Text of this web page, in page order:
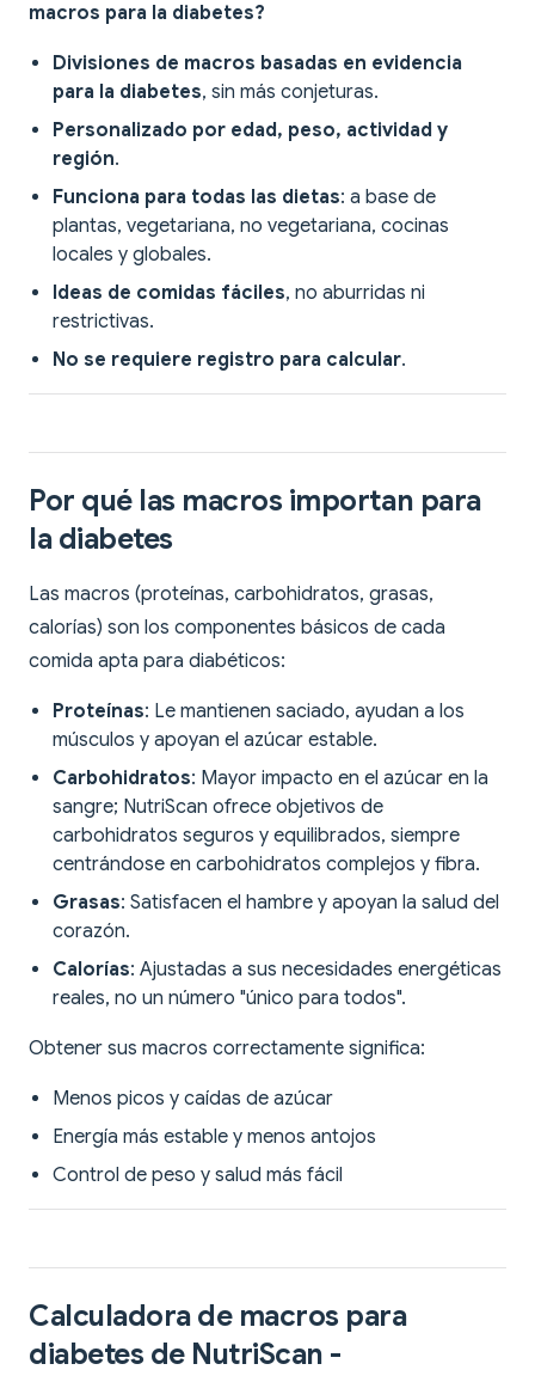
macros para la diabetes?
Divisiones de macros basadas en evidencia
para la diabetes, sin más conjeturas.
Personalizado por edad, peso, actividad y
región.
Funciona para todas las dietas: a base de
plantas, vegetariana, no vegetariana, cocinas
locales y globales.
Ideas de comidas fáciles, no aburridas ni
restrictivas.
No se requiere registro para calcular.
Por qué las macros importan para
la diabetes
Las macros (proteínas, carbohidratos, grasas,
calorías) son los componentes básicos de cada
comida apta para diabéticos:
Proteínas: Le mantienen saciado, ayudan a los
músculos y apoyan el azúcar estable.
Carbohidratos: Mayor impacto en el azúcar en la
sangre; NutriScan ofrece objetivos de
carbohidratos seguros y equilibrados, siempre
centrándose en carbohidratos complejos y fibra.
Grasas: Satisfacen el hambre y apoyan la salud del
corazón.
Calorías: Ajustadas a sus necesidades energéticas
reales, no un número "único para todos".
Obtener sus macros correctamente significa:
Menos picos y caídas de azúcar
Energía más estable y menos antojos
Control de peso y salud más fácil
Calculadora de macros para
diabetes de NutriScan -